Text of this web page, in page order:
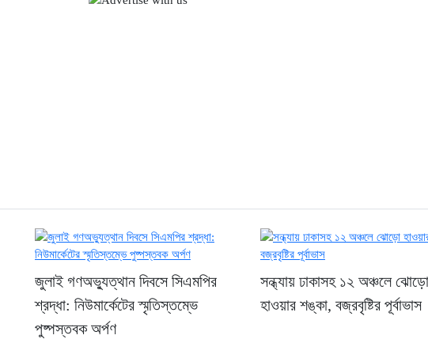
জুলাই গণঅভ্যুত্থান দিবসে সিএমপির
শ্রদ্ধা: নিউমার্কেটের স্মৃতিস্তম্ভে
পুষ্পস্তবক অর্পণ
সন্ধ্যায় ঢাকাসহ ১২ অঞ্চলে ঝোড়ো
হাওয়ার শঙ্কা, বজ্রবৃষ্টির পূর্বাভাস